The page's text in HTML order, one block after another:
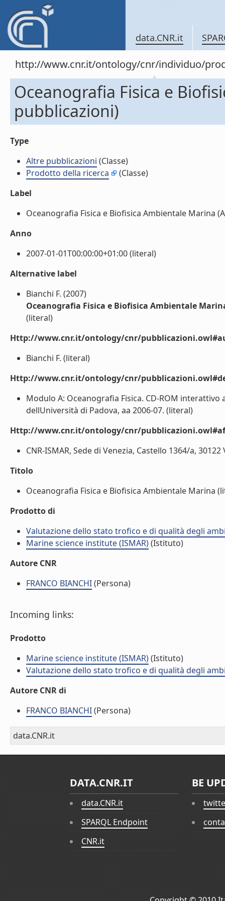
data.CNR.it
http://www.cnr.it/ontology/cnr/individuo/
Oceanografia Fisica e
pubblicazioni)
Type
Altre pubblicazioni (Classe)
Prodotto della ricerca
(Classe)
Label
Oceanografia Fisica e Biofisica Ambientale Marina
Anno
2007-01-01T00:00:00+01:00 (literal)
Alternative label
Bianchi F. (2007)
Oceanografia Fisica e Biofisica Ambientale
(literal)
Http://www.cnr.it/ontology/cnr/
Bianchi F. (literal)
Http://www.cnr.it/ontology/cnr/
Modulo A: Oceanografia Fisica. CD-ROM
dellUniversità di Padova, aa 2006-07. (literal)
Http://www.cnr.it/ontology/cnr/
CNR-ISMAR, Sede di Venezia, Castello 1364/a,
Titolo
Oceanografia Fisica e Biofisica Ambientale Marina
Prodotto di
Valutazione dello stato trofico e di qualità degli
Marine science institute (ISMAR)(Istituto)
Autore CNR
FRANCO BIANCHI(Persona)
Incoming links:
Prodotto
Marine science institute (ISMAR)(Istituto)
Valutazione dello stato trofico e di qualità degli
Autore CNR di
FRANCO BIANCHI(Persona)
data.CNR.it
DATA.CNR.IT
data.CNR.it
SPARQL Endpoint
CNR.it
BE